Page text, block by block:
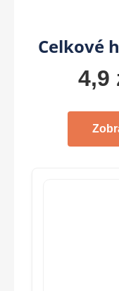
Celkové
4,9